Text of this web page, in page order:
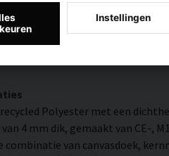
warmte en een
HP Latex-inkten met het
Polyester met een
4 mm dik, gemaakt van CE-,
van canvasdoek,
Instellingen